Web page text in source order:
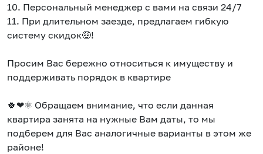
10. Персональный менеджер с вами на связи 24/7
11. При длительном заезде, предлагаем гибкую
систему скидок🤑!
Просим Вас бережно относиться к имуществу и
поддерживать порядок в квартире
🍀❤⚛️ Обращаем внимание, что если данная
квартира занята на нужные Вам даты, то мы
подберем для Вас аналогичные варианты в этом же
районе!